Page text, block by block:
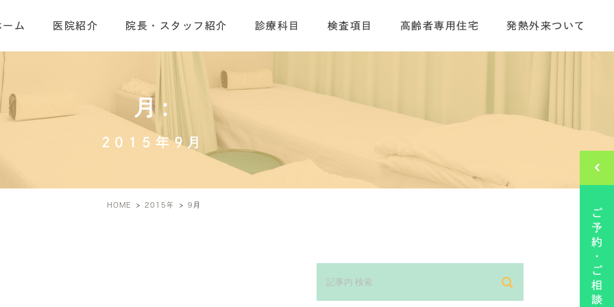
ーム 医院紹介 院長・スタッフ紹介 診療科目 検査項目 高齢者専用住宅 発熱外来ついて
月:
2015年9月
HOME 2015年 9 月